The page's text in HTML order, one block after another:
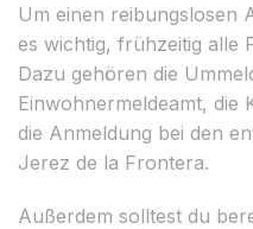
Um einen reibungslosen
es wichtig, frühzeitig alle
Dazu gehören die
Einwohnermeldeamt, die
die Anmeldung bei den
Jerez de la Frontera.
Außerdem solltest du